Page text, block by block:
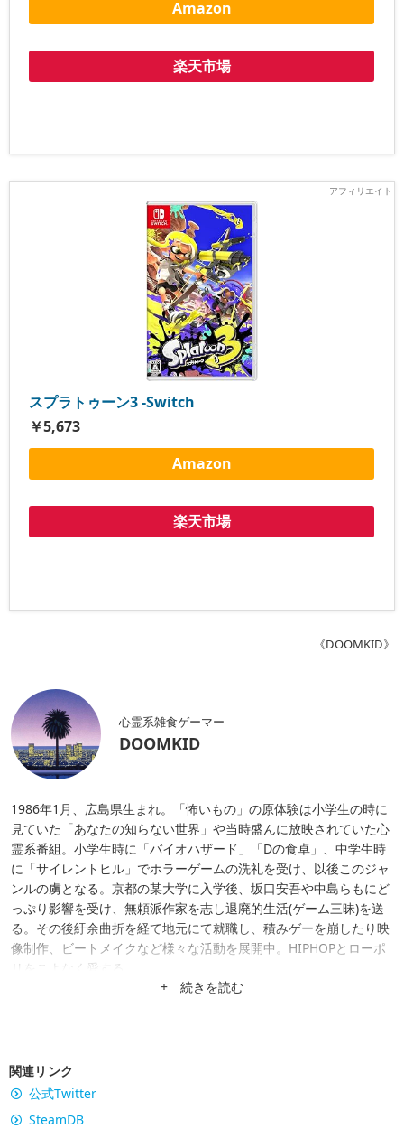
Amazon
楽天市場
スプラトゥーン3 -Switch
￥5,673
Amazon
楽天市場
《DOOMKID》
心霊系雑食ゲーマー
DOOMKID
1986年1月、広島県生まれ。「怖いもの」の原体験は小学生の時に
見ていた「あなたの知らない世界」や当時盛んに放映されていた心
霊系番組。小学生時に「バイオハザード」「Dの食卓」、中学生時
に「サイレントヒル」でホラーゲームの洗礼を受け、以後このジャ
ンルの虜となる。京都の某大学に入学後、坂口安吾や中島らもにど
っぷり影響を受け、無頼派作家を志し退廃的生活(ゲーム三昧)を送
る。その後紆余曲折を経て地元にて就職し、積みゲーを崩したり映
像制作、ビートメイクなど様々な活動を展開中。HIPHOPとローポ
リをこよなく愛する。
+ 続きを読む
関連リンク
公式Twitter
SteamDB